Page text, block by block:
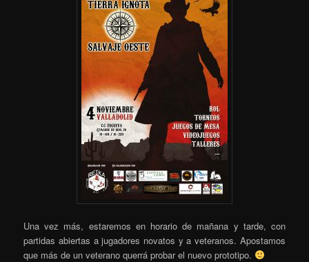
Una vez más, estaremos en horario de mañana y tarde, con
partidas abiertas a jugadores novatos y a veteranos. Apostamos
que más de un veterano querrá probar el nuevo prototipo.